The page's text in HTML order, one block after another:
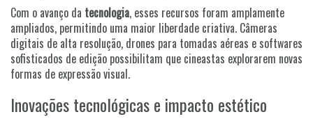
Com o avanço da tecnologia, esses recursos foram amplamente
ampliados, permitindo uma maior liberdade criativa. Câmeras
digitais de alta resolução, drones para tomadas aéreas e softwares
sofisticados de edição possibilitam que cineastas explorarem novas
formas de expressão visual.
Inovações tecnológicas e impacto estético